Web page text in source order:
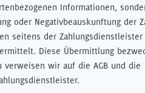
Informationen,
oder Negativbeauskunftung der
seitens der Zahlungsdienstleister
Diese Übermittlung
verweisen wir auf die AGB und die